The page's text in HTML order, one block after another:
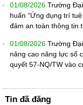
01/08/2026 Trường
huấn “Ứng dụng trí
đảm an toàn thông tin
01/08/2026 Trường
nâng cao năng lực số
quyết 57-NQ/TW vào
Tin đã đăng